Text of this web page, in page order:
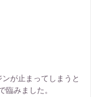
が止まってしまうと
臨みました。